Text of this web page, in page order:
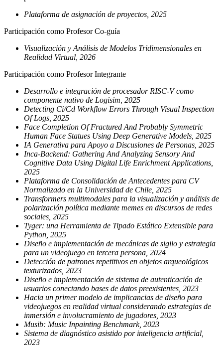
Plataforma de asignación de proyectos, 2025
Participación como Profesor Co-guía
Visualización y Análisis de Modelos Tridimensionales en
Realidad Virtual, 2026
Participación como Profesor Integrante
Desarrollo e integración de procesador RISC-V como
componente nativo de Logisim, 2025
Detecting Ci/Cd Workflow Errors Through Visual Inspection
Of Logs, 2025
Face Completion Of Fractured And Probably Symmetric
Human Face Statues Using Deep Generative Models, 2025
IA Generativa para Apoyo a Discusiones de Personas, 2025
Inca-Backend: Gathering And Analyzing Sensory And
Cognitive Data Using Digital Life Enrichment Applications,
2025
Plataforma de Consolidación de Antecedentes para CV
Normalizado en la Universidad de Chile, 2025
Transformers multimodales para la visualización y análisis de
polarización política mediante memes en discursos de redes
sociales, 2025
Tyger: una Herramienta de Tipado Estático Extensible para
Python, 2025
Diseño e implementación de mecánicas de sigilo y estrategia
para un videojuego en tercera persona, 2024
Detección de patrones repetitivos en objetos arqueológicos
texturizados, 2023
Diseño e implementación de sistema de autenticación de
usuarios conectando bases de datos preexistentes, 2023
Hacia un primer modelo de implicancias de diseño para
videojuegos en realidad virtual considerando estrategias de
inmersión e involucramiento de jugadores, 2023
Musib: Music Inpainting Benchmark, 2023
Sistema de diagnóstico asistido por inteligencia artificial,
2023